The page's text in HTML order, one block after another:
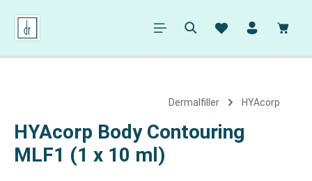
springen
Dermalfiller HYAcorp
HYAcorp Body Contouring
MLF1 (1 x 10 ml)